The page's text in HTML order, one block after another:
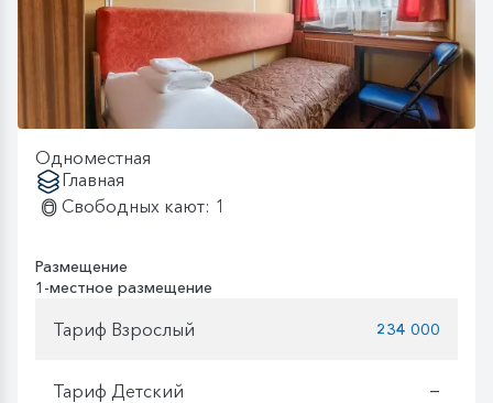
Одноместная
Главная
Свободных кают: 1
Размещение
1-местное размещение
Тариф Взрослый 234 000
Тариф Детский —